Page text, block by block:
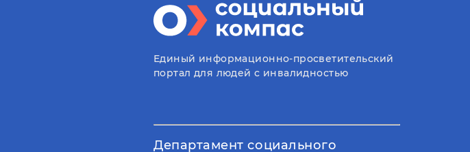
Единый информационно-просветительский
портал для людей с инвалидностью
Департамент социального